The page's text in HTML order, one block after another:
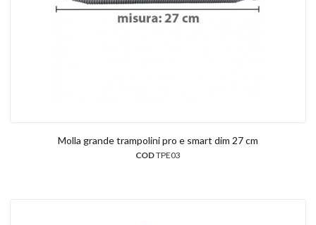
Molla grande trampolini pro e smart dim 27 cm
CODTPE03